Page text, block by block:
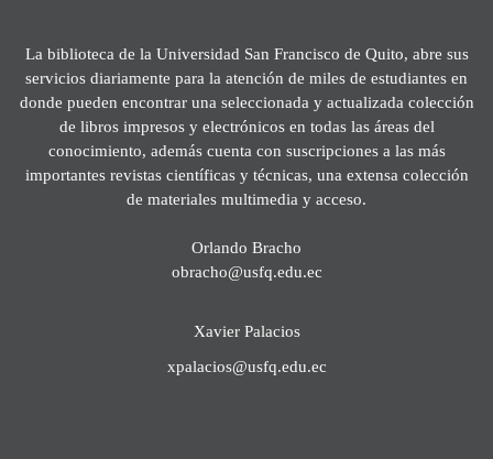
La biblioteca de la Universidad San Francisco de Quito, abre sus
servicios diariamente para la atención de miles de estudiantes en
donde pueden encontrar una seleccionada y actualizada colección
de libros impresos y electrónicos en todas las áreas del
conocimiento, además cuenta con suscripciones a las más
importantes revistas científicas y técnicas, una extensa colección
de materiales multimedia y acceso.
Orlando Bracho
obracho@usfq.edu.ec
Xavier Palacios
xpalacios@usfq.edu.ec